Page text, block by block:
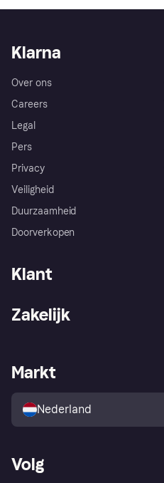
Klarna
Over ons
Careers
Legal
Pers
Privacy
Veiligheid
Duurzaamheid
Doorverkopen
Klant
Winkeloverzicht
Kopersbescherming voor
consumenten
Zakelijk
Zakelijke login
Markt
Nederland
Volg